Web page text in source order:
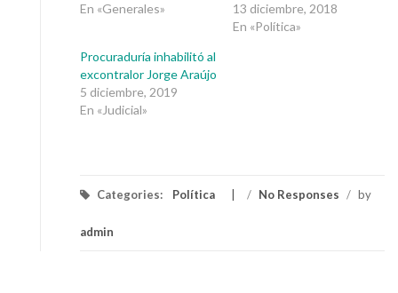
En «Generales»
13 diciembre, 2018
En «Política»
Procuraduría inhabilitó al
excontralor Jorge Araújo
5 diciembre, 2019
En «Judicial»
Categories: Política / No Responses / by
admin